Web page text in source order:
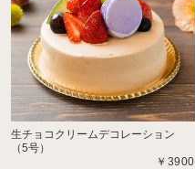
生チョコクリームデコレーション
（5号）
￥3900